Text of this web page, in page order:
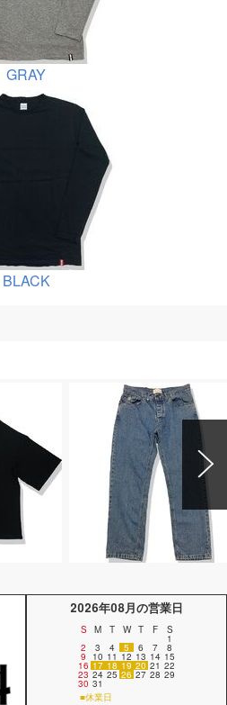
GRAY
BLACK
2026年08月の営業日
S M T W T F S
1
2 3 4 5 6 7 8
9 10 11 12 13 14 15
16 17 18 19 20 21 22
23 24 25 26 27 28 29
30 31
■休業日